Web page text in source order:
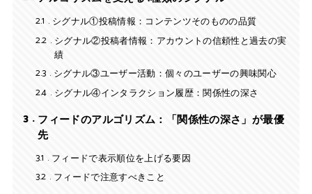
2.1
シグナル①投稿情報：コンテンツそのものの品質
2.2
シグナル②投稿者情報：アカウントの信頼性と過去の実
績
2.3 シグナル③ユーザー活動：個々のユーザーの興味関心
2.4 シグナル④インタラクション履歴：関係性の深さ
3
フィードのアルゴリズム：「関係性の深さ」が最優
先
3.1
フィードで表示順位を上げる要因
3.2 フィードで注意すべきこと